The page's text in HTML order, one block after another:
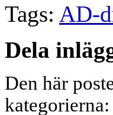
Tags: AD-
Dela
Den här
kategorierna: